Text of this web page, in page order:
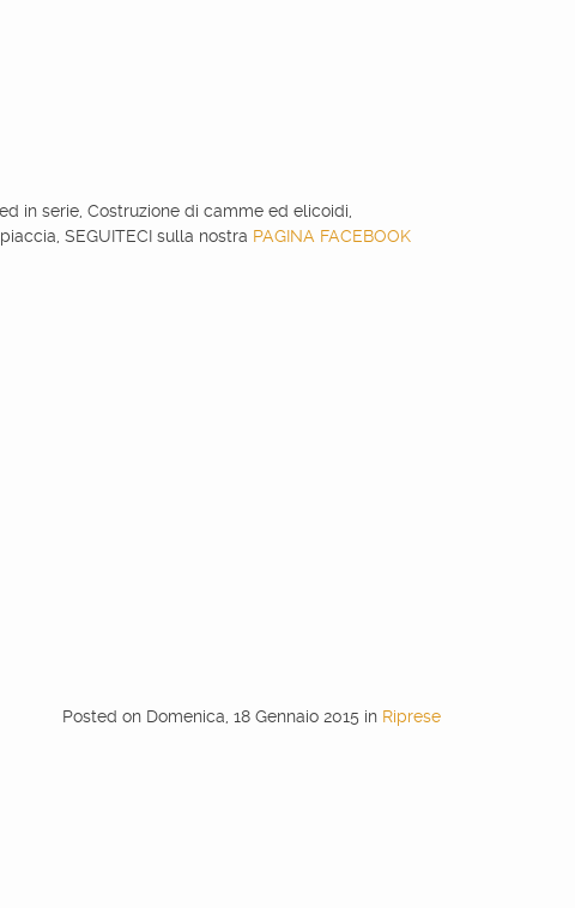
in serie, Costruzione di camme ed elicoidi,
SEGUITECI sulla nostra PAGINA FACEBOOK
Posted on Domenica, 18 Gennaio 2015 in Riprese